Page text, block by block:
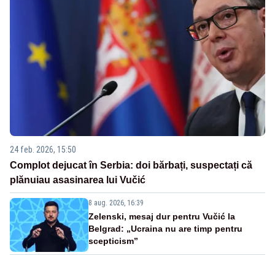
24 feb. 2026, 15:50
Complot dejucat în Serbia: doi bărbați, suspectați că
plănuiau asasinarea lui Vučić
8 aug. 2026, 16:39
Zelenski, mesaj dur pentru Vučić la
Belgrad: „Ucraina nu are timp pentru
scepticism”